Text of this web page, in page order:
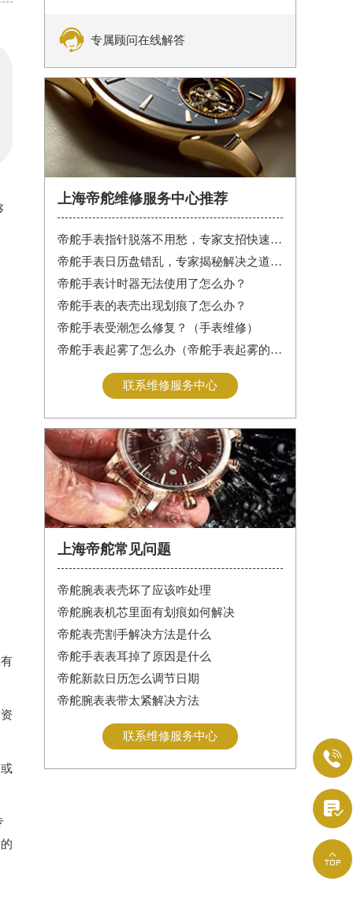
 专属顾问在线解答
上海帝舵维修服务中心推荐
帝舵手表指针脱落不用愁，专家支招快速修复指南
帝舵手表日历盘错乱，专家揭秘解决之道，让你轻松应对
帝舵手表计时器无法使用了怎么办？
帝舵手表的表壳出现划痕了怎么办？
帝舵手表受潮怎么修复？（手表维修）
帝舵手表起雾了怎么办（帝舵手表起雾的解决方法）
联系维修服务中心
上海帝舵常见问题
帝舵腕表表壳坏了应该咋处理
帝舵腕表机芯里面有划痕如何解决
帝舵表壳割手解决方法是什么
帝舵手表表耳掉了原因是什么
帝舵新款日历怎么调节日期
帝舵腕表表带太紧解决方法
联系维修服务中心


